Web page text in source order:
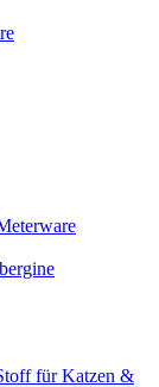
für Katzen &